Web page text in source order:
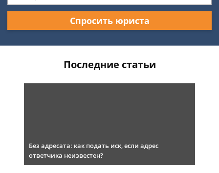
Спросить юриста
Последние статьи
Без адресата: как подать иск, если адрес
ответчика неизвестен?